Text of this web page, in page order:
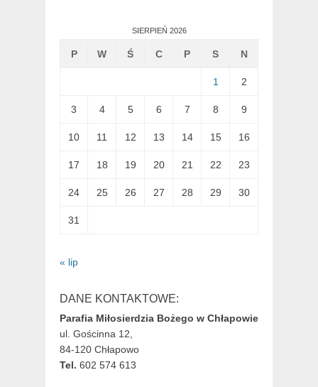
SIERPIEŃ 2026
P W Ś C P S N
1 2
3 4 5 6 7 8 9
10 11 12 13 14 15 16
17 18 19 20 21 22 23
24 25 26 27 28 29 30
31
« lip
DANE KONTAKTOWE:
Parafia Miłosierdzia Bożego w Chłapowie
ul. Gościnna 12,
84-120 Chłapowo
Tel. 602 574 613